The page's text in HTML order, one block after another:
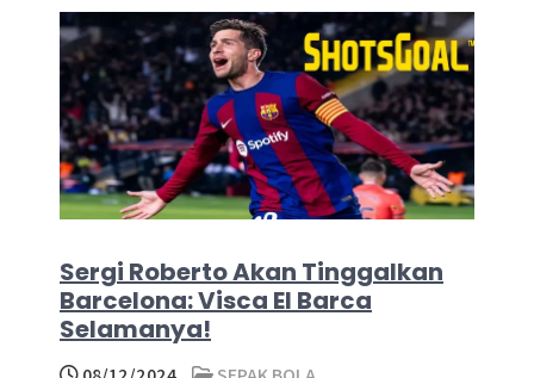
Sergi Roberto Akan Tinggalkan
Barcelona: Visca El Barca
Selamanya!